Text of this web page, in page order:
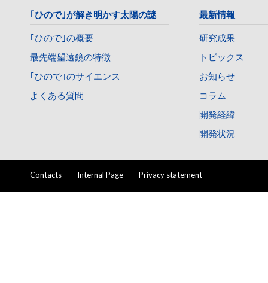
｢ひので｣が解き明かす太陽の謎
｢ひので｣の概要
最先端望遠鏡の特徴
｢ひので｣のサイエンス
よくある質問
最新情報
研究成果
トピックス
お知らせ
コラム
開発経緯
開発状況
Contacts Internal Page Privacy statement